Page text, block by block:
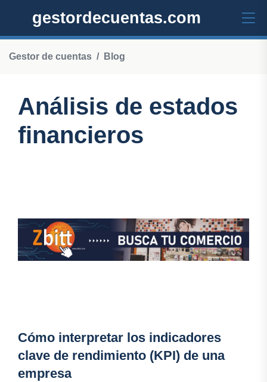
gestordecuentas.com
Gestor de cuentas Blog
Análisis de estados
financieros
Cómo interpretar los indicadores
clave de rendimiento (KPI) de una
empresa